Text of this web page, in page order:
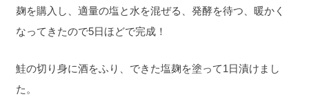
麹を購入し、適量の塩と水を混ぜる、発酵を待つ、暖かく
なってきたので5日ほどで完成！
鮭の切り身に酒をふり、できた塩麹を塗って1日漬けまし
た。